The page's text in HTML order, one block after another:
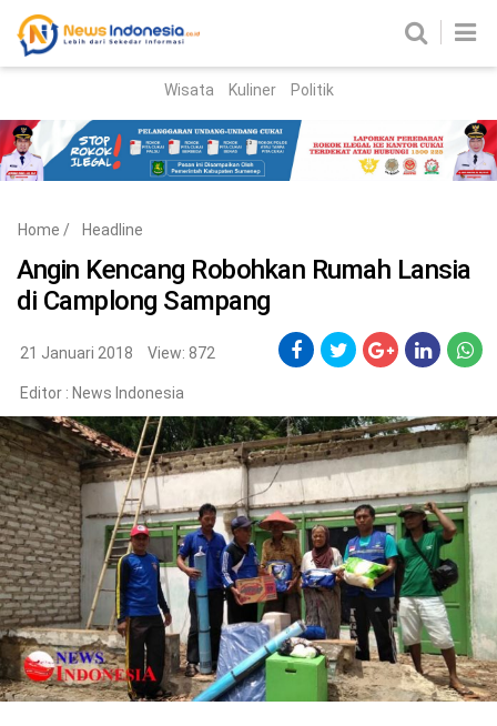
Parlemen
Nasional
Peristiwa
Hukum Kriminal
Korupsi
Politik
Gaya Hidup
Kesehatan Kuliner
Otomotif
Iptek
Wisata Kuliner Politik
Home / Headline
Angin Kencang Robohkan Rumah Lansia
di Camplong Sampang
21 Januari 2018 View: 872
Editor : News Indonesia